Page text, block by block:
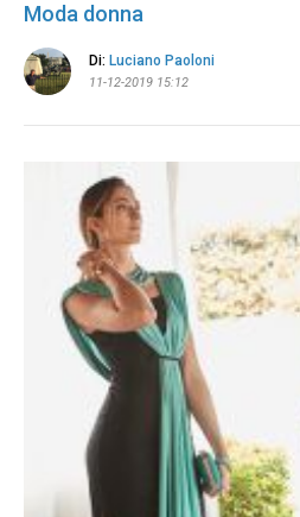
Moda donna
Di: Luciano Paoloni
11-12-2019 15:12